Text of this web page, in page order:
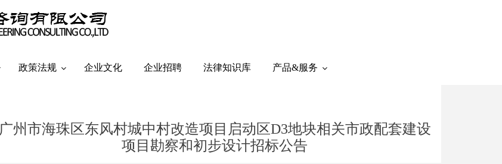
政策法规 企业文化 企业招聘 法律知识库 产品&服务
广州市海珠区东风村城中村改造项目启动区D3地块相关市政配套建设
项目勘察和初步设计招标公告